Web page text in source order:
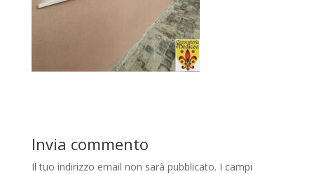
Invia commento
Il tuo indirizzo email non sarà pubblicato. I campi